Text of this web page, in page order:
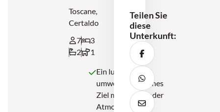
Toscane,
Certaldo
7
3
2
1
Ein luxuriöses,
umweltfreundliches
Ziel mit einladender
Atmosphäre,
Teilen Sie
diese
Unterkunft:
Teile diesen Beitrag auf
Teile diesen Beitrag auf
Diesen Beitrag per E-